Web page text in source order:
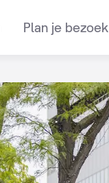
Plan je bezoek